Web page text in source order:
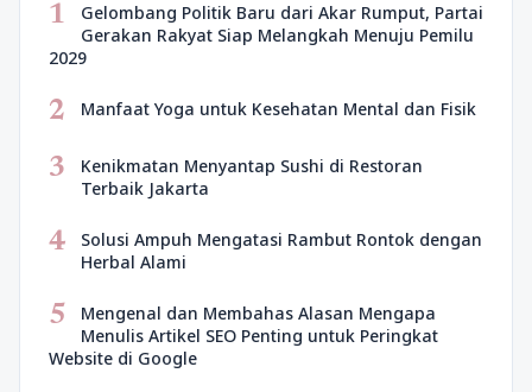
1
Gelombang Politik Baru dari Akar Rumput, Partai
Gerakan Rakyat Siap Melangkah Menuju Pemilu
2029
2 Manfaat Yoga untuk Kesehatan Mental dan Fisik
3
Kenikmatan Menyantap Sushi di Restoran
Terbaik Jakarta
4
Solusi Ampuh Mengatasi Rambut Rontok dengan
Herbal Alami
5
Mengenal dan Membahas Alasan Mengapa
Menulis Artikel SEO Penting untuk Peringkat
Website di Google